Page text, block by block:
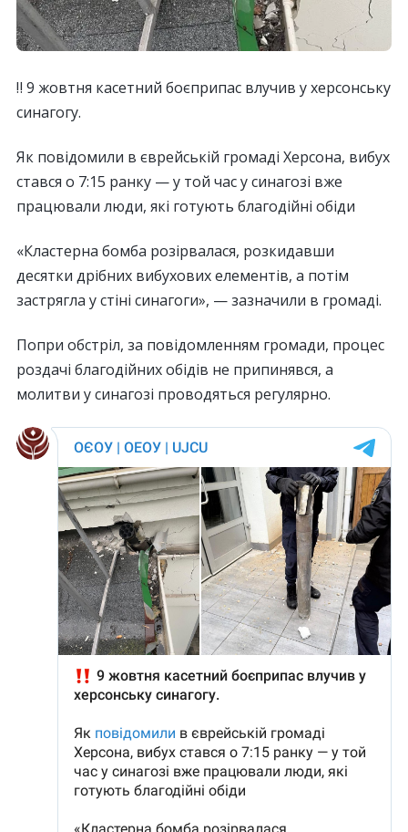
‼️ 9 жовтня касетний боєприпас влучив у херсонську
синагогу.
Як повідомили в єврейській громаді Херсона, вибух
стався о 7:15 ранку — у той час у синагозі вже
працювали люди, які готують благодійні обіди
«Кластерна бомба розірвалася, розкидавши
десятки дрібних вибухових елементів, а потім
застрягла у стіні синагоги», — зазначили в громаді.
Попри обстріл, за повідомленням громади, процес
роздачі благодійних обідів не припинявся, а
молитви у синагозі проводяться регулярно.